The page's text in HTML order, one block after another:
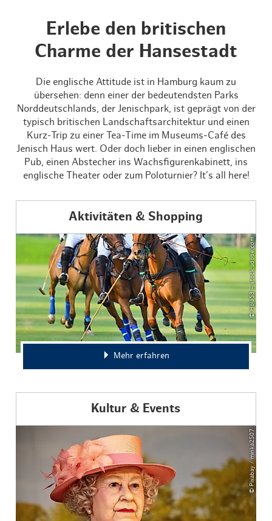
Erlebe den britischen
Charme der Hansestadt
Die englische Attitude ist in Hamburg kaum zu
übersehen: denn einer der bedeutendsten Parks
Norddeutschlands, der Jenischpark, ist geprägt von der
typisch britischen Landschaftsarchitektur und einen
Kurz-Trip zu einer Tea-Time im Museums-Café des
Jenisch Haus wert. Oder doch lieber in einen englischen
Pub, einen Abstecher ins Wachsfigurenkabinett, ins
englische Theater oder zum Poloturnier? It’s all here!
Aktivitäten & Shopping
© Hola53 – stock.adobe.com
Mehr erfahren
Kultur & Events
© Pixabay / minka2507